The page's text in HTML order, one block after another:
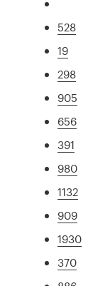
528
19
298
905
656
391
980
1132
909
1930
370